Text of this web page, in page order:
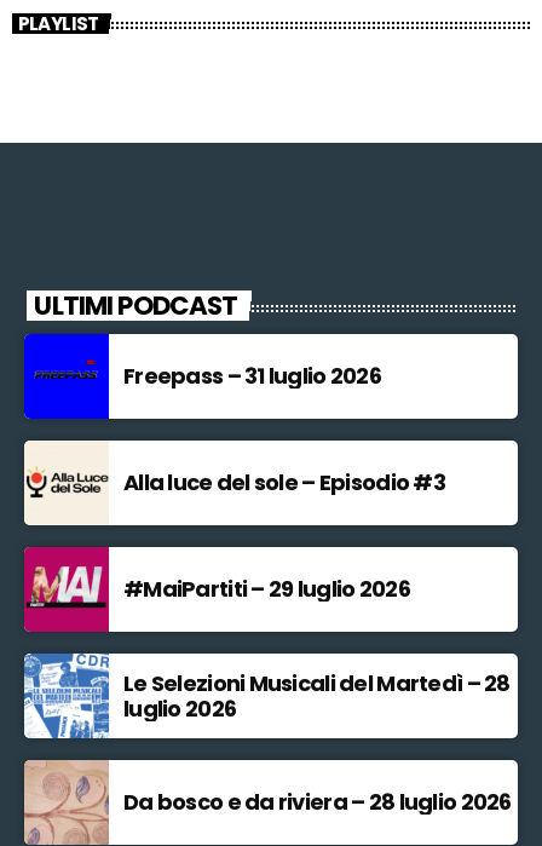
PLAYLIST
ULTIMI PODCAST
Freepass – 31 luglio 2026
Alla luce del sole – Episodio #3
#MaiPartiti – 29 luglio 2026
Le Selezioni Musicali del Martedì – 28
luglio 2026
Da bosco e da riviera – 28 luglio 2026